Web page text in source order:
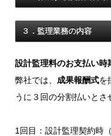
３．監理業務の内容
設計監理料のお支払い時
弊社では、 成果報酬式を
うに３回の分割払いとさ
1回目：設計監理契約時（